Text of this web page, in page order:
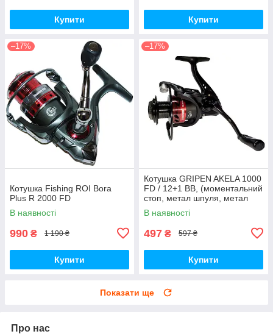
Купити Купити
–17%
Котушка Fishing ROI Bora
Plus R 2000 FD
В наявності
990 ₴ 1 190 ₴
Купити
–17%
Котушка GRIPEN AKELA 1000
FD / 12+1 BB, (моментальний
стоп, метал шпуля, метал
ручка)
В наявності
497 ₴ 597 ₴
Купити
Показати ще
Про нас